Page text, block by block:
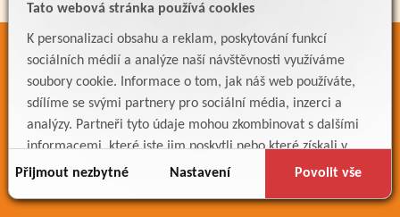
Tato webová stránka používá cookies
K personalizaci obsahu a reklam, poskytování funkcí
sociálních médií a analýze naší návštěvnosti využíváme
soubory cookie. Informace o tom, jak náš web používáte,
sdílíme se svými partnery pro sociální média, inzerci a
analýzy. Partneři tyto údaje mohou zkombinovat s dalšími
informacemi, které jste jim poskytli nebo které získali v
důsledku toho, že používáte jejich služby.
Přijmout nezbytné Nastavení Povolit vše
ODKAZY
Bakaláři
Jídelníček
Meteostanice